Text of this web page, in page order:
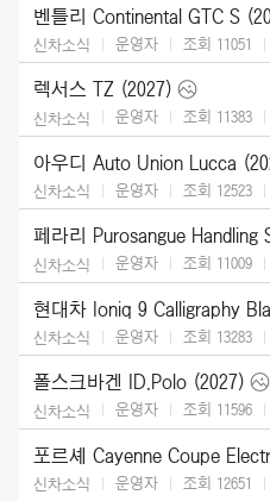
벤틀리 Continental GTC S
신차소식 운영자 조회 11051
렉서스 TZ (2027)
신차소식 운영자 조회 11383
아우디 Auto Union Lucca
신차소식 운영자 조회 12523
신차소식 운영자 조회 11009
신차소식 운영자 조회 13283
폴스크바겐 ID.Polo (2027)
신차소식 운영자 조회 11596
포르셰 Cayenne Coupe
신차소식 운영자 조회 12651